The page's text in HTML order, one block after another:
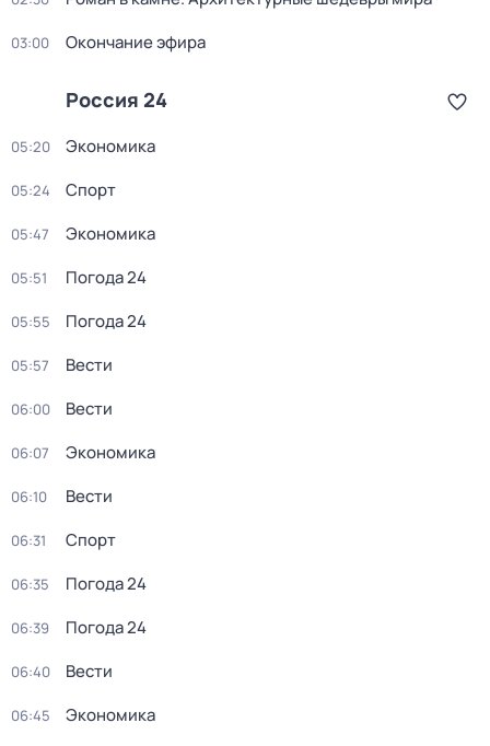
03:00 Окончание эфира
Россия 24
05:20 Экономика
05:24 Спорт
05:47 Экономика
05:51 Погода 24
05:55 Погода 24
05:57 Вести
06:00 Вести
06:07 Экономика
06:10 Вести
06:31 Спорт
06:35 Погода 24
06:39 Погода 24
06:40 Вести
06:45 Экономика